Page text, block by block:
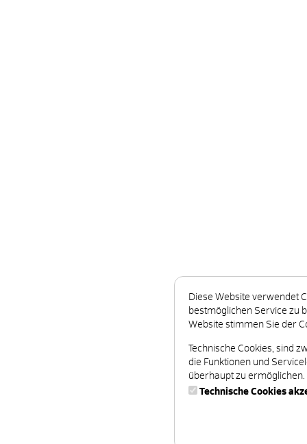
Diese Website verwendet
bestmöglichen Service zu
Website stimmen Sie der
Technische Cookies, sind
die Funktionen und
überhaupt zu ermöglichen.
Technische Cookies